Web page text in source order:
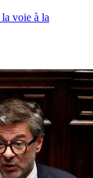
voie à la